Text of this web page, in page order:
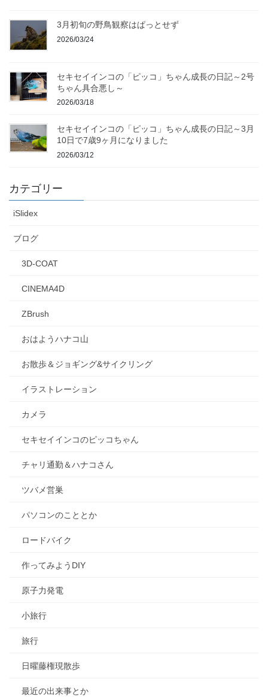
3月初旬の野鳥観察はぱっとせず
2026/03/24
セキセイインコの「ピッコ」ちゃん成長の日記～2号
ちゃん具合悪し～
2026/03/18
セキセイインコの「ピッコ」ちゃん成長の日記～3月
10日で7歳9ヶ月になりました
2026/03/12
カテゴリー
iSlidex
ブログ
3D-COAT
CINEMA4D
ZBrush
おはようハナコ山
お散歩＆ジョギング&サイクリング
イラストレーション
カメラ
セキセイインコのピッコちゃん
チャリ通勤＆ハナコさん
ツバメ営巣
パソコンのこととか
ロードバイク
作ってみようDIY
原子力発電
小旅行
旅行
日曜藤権現散歩
最近の出来事とか